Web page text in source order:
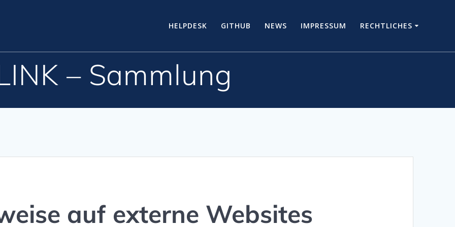
HELPDESK GITHUB NEWS IMPRESSUM RECHTLICHES
– Sammlung
auf externe Websites